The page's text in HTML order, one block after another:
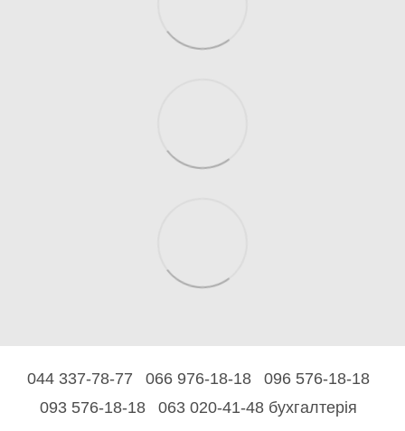
044 337-78-77 066 976-18-18
096 576-18-18
093 576-18-18
063 020-41-48 бухгалтерія